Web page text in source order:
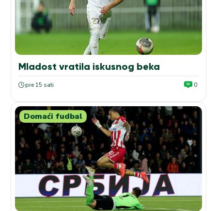
Mladost vratila iskusnog beka
pre 15 sati 0
Domaći fudbal